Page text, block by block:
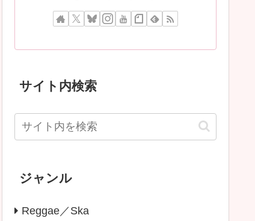
サイト内検索
ジャンル
Reggae／Ska